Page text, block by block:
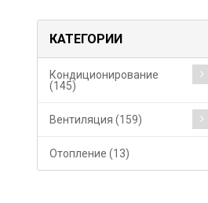
КАТЕГОРИИ
Кондиционирование
(145)
Вентиляция (159)
Отопление (13)